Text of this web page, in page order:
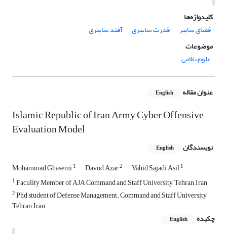
کلیدواژه‌ها
فضای سایبر
قدرت سایبری
آفند سایبری
موضوعات
علوم نظامی
عنوان مقاله English
Islamic Republic of Iran Army Cyber Offensive
Evaluation Model
نویسندگان English
Mohammad Ghasemi1 Davod Azar2 Vahid Sajadi Asil1
1Faculity Member of AJA Command and Staff University, Tehran, Iran
2Phd student of Defense Management. Command and Staff University,
Tehran, Iran.
چکیده
English